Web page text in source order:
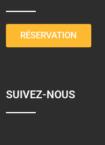
RÉSERVATION
SUIVEZ-NOUS